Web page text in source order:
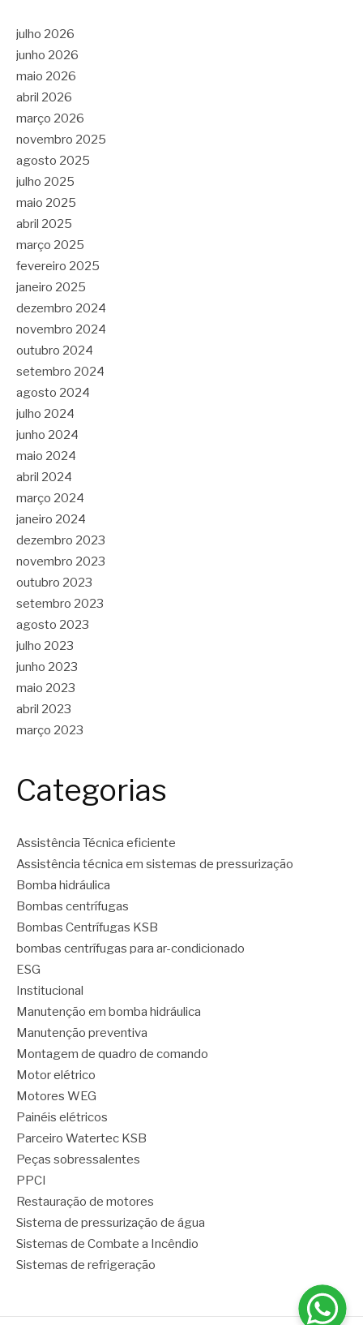
julho 2026
junho 2026
maio 2026
abril 2026
março 2026
novembro 2025
agosto 2025
julho 2025
maio 2025
abril 2025
março 2025
fevereiro 2025
janeiro 2025
dezembro 2024
novembro 2024
outubro 2024
setembro 2024
agosto 2024
julho 2024
junho 2024
maio 2024
abril 2024
março 2024
janeiro 2024
dezembro 2023
novembro 2023
outubro 2023
setembro 2023
agosto 2023
julho 2023
junho 2023
maio 2023
abril 2023
março 2023
Categorias
Assistência Técnica eficiente
Assistência técnica em sistemas de pressurização
Bomba hidráulica
Bombas centrífugas
Bombas Centrífugas KSB
bombas centrífugas para ar-condicionado
ESG
Institucional
Manutenção em bomba hidráulica
Manutenção preventiva
Montagem de quadro de comando
Motor elétrico
Motores WEG
Painéis elétricos
Parceiro Watertec KSB
Peças sobressalentes
PPCI
Restauração de motores
Sistema de pressurização de água
Sistemas de Combate a Incêndio
Sistemas de refrigeração